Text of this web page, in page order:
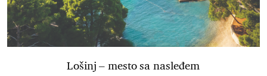
Lošinj – mesto sa nasleđem